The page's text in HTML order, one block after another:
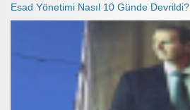
Esad Yönetimi Nasıl 10 Günde Devrildi?